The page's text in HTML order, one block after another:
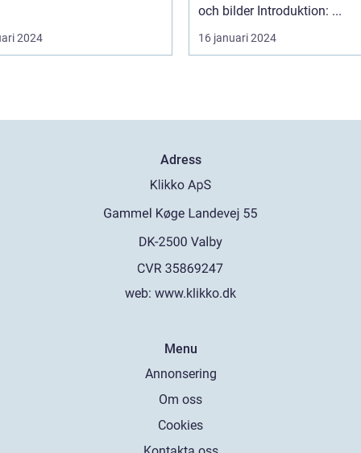
2024
och bilder Introduktion: ...
16 januari 2024
Adress
web: www.klikko.dk
Menu
Annonsering
Om oss
Cookies